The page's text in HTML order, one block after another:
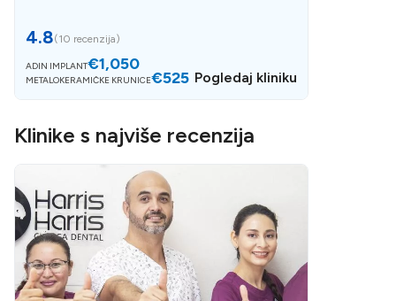
4.8(10 recenzija)
ADIN IMPLANT€1,050
METALOKERAMIČKE KRUNICE€525 Pogledaj kliniku
Klinike s najviše recenzija